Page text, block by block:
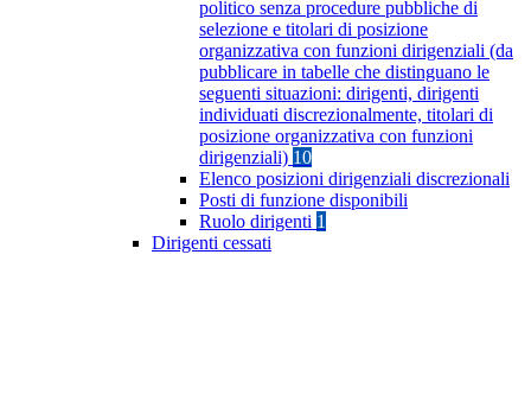
politico senza procedure pubbliche di
selezione e titolari di posizione
organizzativa con funzioni dirigenziali (da
pubblicare in tabelle che distinguano le
seguenti situazioni: dirigenti, dirigenti
individuati discrezionalmente, titolari di
posizione organizzativa con funzioni
dirigenziali) 10
Elenco posizioni dirigenziali discrezionali
Posti di funzione disponibili
Ruolo dirigenti 1
Dirigenti cessati